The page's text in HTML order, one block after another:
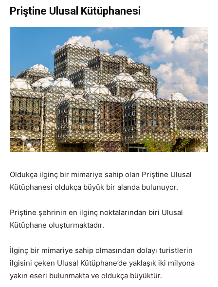
Priştine Ulusal Kütüphanesi
Oldukça ilginç bir mimariye sahip olan Priştine Ulusal
Kütüphanesi oldukça büyük bir alanda bulunuyor.
Priştine şehrinin en ilginç noktalarından biri Ulusal
Kütüphane oluşturmaktadır.
İlginç bir mimariye sahip olmasından dolayı turistlerin
ilgisini çeken Ulusal Kütüphane’de yaklaşık iki milyona
yakın eseri bulunmakta ve oldukça büyüktür.